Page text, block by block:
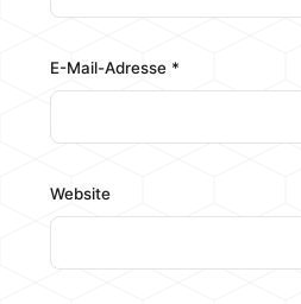
E-Mail-Adresse *
Website